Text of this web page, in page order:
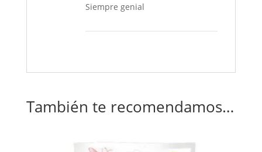
Siempre genial
También te recomendamos…